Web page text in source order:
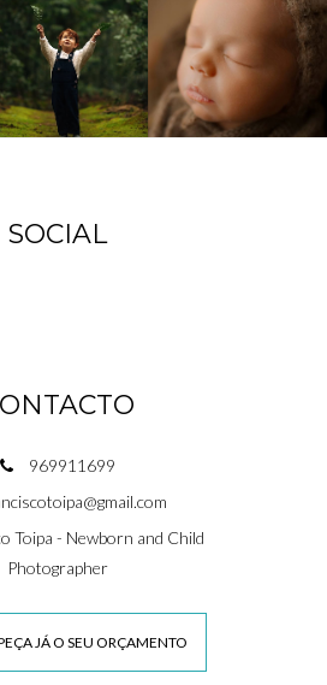
SOCIAL
969911699
Toipa - Newborn and Child
Photographer
JÁ O SEU ORÇAMENTO